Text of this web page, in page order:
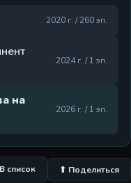
2020 г. / 260 эп.
2024 г. / 1 эп.
на
2026 г. / 1 эп.
список ⬆ Поделиться